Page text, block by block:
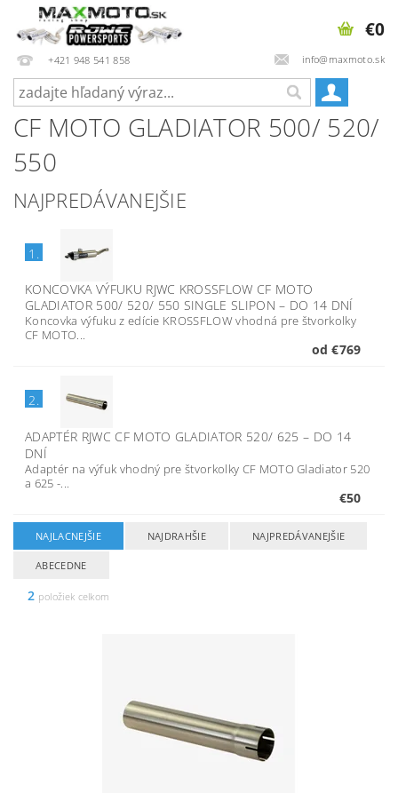
+421 948 541 858 info@maxmoto.sk
€0
CF MOTO GLADIATOR 500/ 520/
550
NAJPREDÁVANEJŠIE
1.
KONCOVKA VÝFUKU RJWC KROSSFLOW CF MOTO
GLADIATOR 500/ 520/ 550 SINGLE SLIPON– DO 14 DNÍ
Koncovka výfuku z edície KROSSFLOW vhodná pre štvorkolky
CF MOTO...
od €769
2.
ADAPTÉR RJWC CF MOTO GLADIATOR 520/ 625 – DO 14
DNÍ
Adaptér na výfuk vhodný pre štvorkolky CF MOTO Gladiator 520
a 625 -...
€50
NAJLACNEJŠIE NAJDRAHŠIE NAJPREDÁVANEJŠIE
ABECEDNE
2 položiek celkom